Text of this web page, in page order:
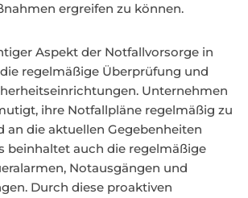
ergreifen zu können.
Aspekt der Notfallvorsorge in
regelmäßige Überprüfung und
Unternehmen
ihre Notfallpläne regelmäßig zu
an die aktuellen Gegebenheiten
beinhaltet auch die regelmäßige
Notausgängen und
Durch diese proaktiven